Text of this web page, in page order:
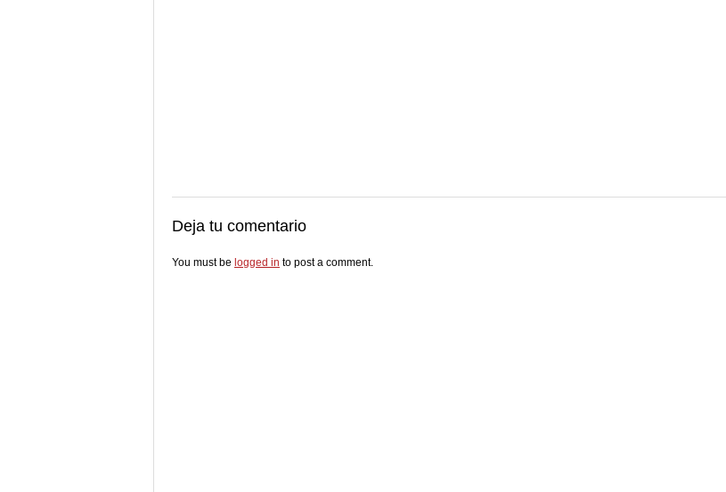
Deja tu comentario
You must be logged in to post a comment.